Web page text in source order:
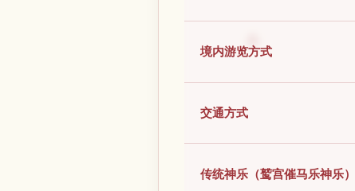
境内游览方式
交通方式
传统神乐（鹫宫催马乐神乐）